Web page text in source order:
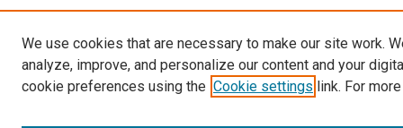
We use cookies that are necessary to make our site work.
analyze, improve, and personalize our content and your
cookie preferences using the Cookie settings link. For